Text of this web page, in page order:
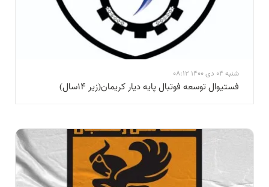
شنبه 04 دی 1400 08:12
فستیوال توسعه فوتبال پایه دیار کریمان(زیر ۱۴سال)